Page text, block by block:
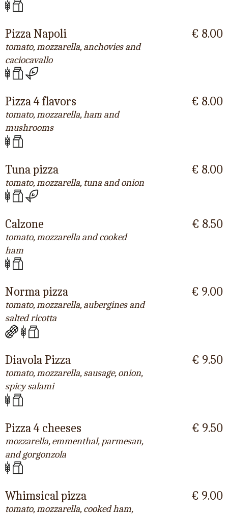
Pizza Napoli
tomato, mozzarella, anchovies and
caciocavallo
€ 8.00
Pizza 4 flavors
tomato, mozzarella, ham and
mushrooms
€ 8.00
Tuna pizza
tomato, mozzarella, tuna and onion
€ 8.00
Calzone
tomato, mozzarella and cooked
ham
€ 8.50
Norma pizza
tomato, mozzarella, aubergines and
salted ricotta
€ 9.00
Diavola Pizza
tomato, mozzarella, sausage, onion,
spicy salami
€ 9.50
Pizza 4 cheeses
mozzarella, emmenthal, parmesan,
and gorgonzola
€ 9.50
Whimsical pizza
tomato, mozzarella, cooked ham,
€ 9.00